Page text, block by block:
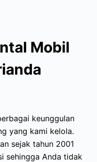
Mobil
keunggulan
yang kami kelola.
sejak tahun 2001
sehingga Anda tidak